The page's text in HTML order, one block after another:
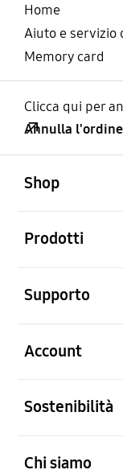
Home
Aiuto e servizio
Memory card
Clicca qui per
Annulla l'ordine
Shop
Prodotti
Supporto
Account
Sostenibilità
Chi siamo